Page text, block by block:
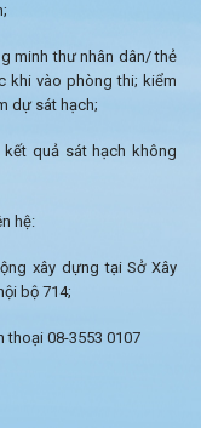
minh thư nhân dân/ thẻ
khi vào phòng thi; kiểm
dự sát hạch;
quả sát hạch không
hệ:
xây dựng tại Sở Xây
bộ 714;
thoại 08-3553 0107